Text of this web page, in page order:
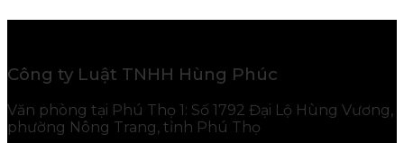
Công ty Luật TNHH Hùng Phúc
Văn phòng tại Phú Thọ 1: Số 1792 Đại Lộ Hùng Vương,
phường Nông Trang, tỉnh Phú Thọ